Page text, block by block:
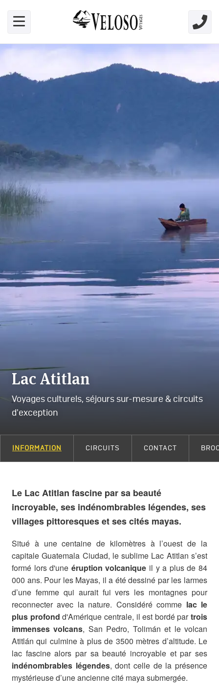
Lac Atitlan
Voyages culturels, séjours sur-mesure & circuits
d'exception
INFORMATION CIRCUITS CONTACT
Le Lac Atitlan fascine par sa beauté
incroyable, ses indénombrables légendes, ses
villages pittoresques et ses cités mayas.
Situé à une centaine de kilomètres à l’ouest de la
capitale Guatemala Ciudad, le sublime Lac Atitlan s’est
formé lors d'une éruption volcanique il y a plus de 84
000 ans. Pour les Mayas, il a été dessiné par les larmes
d’une femme qui aurait fui vers les montagnes pour
reconnecter avec la nature. Considéré comme lac le
plus profond d'Amérique centrale, il est bordé partrois
immenses volcans, San Pedro, Tolimán et le volcan
Atitlán qui culmine à plus de 3500 mètres d’altitude. Le
lac fascine alors par sa beauté incroyable et par ses
indénombrables légendes, dont celle de la présence
mystérieuse d’une ancienne cité maya submergée.